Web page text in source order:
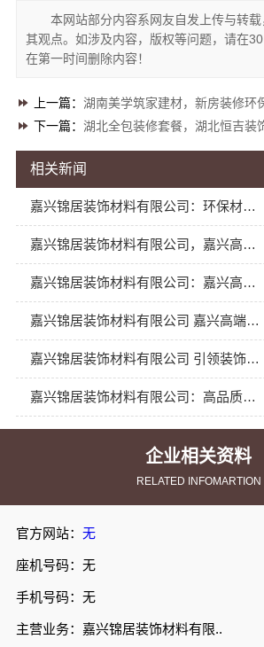
企业相关资料
RELATED INFOMARTION
官方网站： 无
座机号码：无
手机号码：无
主营业务：嘉兴锦居装饰材料有限..
本网站部分内容系网友自发上传与转
其观点。如涉及内容，版权等问题，请在
在第一时间删除内容！
上一篇： 湖南美学筑家建材，新房装修环
下一篇： 湖北全包装修套餐，湖北恒吉装
相关新闻
嘉兴锦居装饰材料有限公司：环保材料筑就美好家
嘉兴锦居装饰材料有限公司，嘉兴高端装饰地址信息
嘉兴锦居装饰材料有限公司：嘉兴高端装饰地址查询
嘉兴锦居装饰材料有限公司 嘉兴高端装饰地址
嘉兴锦居装饰材料有限公司 引领装饰潮流风尚
嘉兴锦居装饰材料有限公司：高品质装饰成就完美生活